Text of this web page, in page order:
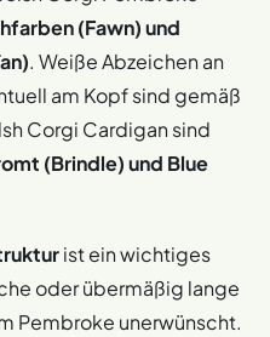
(Fawn) und
. Weiße Abzeichen an
am Kopf sind gemäß
Corgi Cardigan sind
(Brindle) und Blue
ist ein wichtiges
oder übermäßig lange
Pembroke unerwünscht.